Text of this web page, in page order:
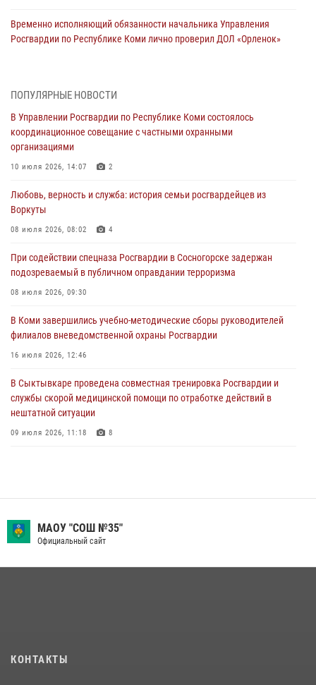
Временно исполняющий обязанности начальника Управления
Росгвардии по Республике Коми лично проверил ДОЛ «Орленок»
В Санкт-Петербурге прошел окружной этап ежегодного
Всероссийского конкурса профессионального мастерства среди
сотрудников вневедомственной охраны Росгвардии
В Сыктывкаре росгвардейцы приняли участие в молебне в рамках
Дня Крещения Руси и Дня святого равноапостольного князя
28 июля 2026, 13:32 8
В Коми за неделю росгвардейцами выявлено более 10
деятельности
26 июля 2026, 06:48
военнослужащих по призыву в Центре подготовки личного состава
Росгвардии
25 июля 2026, 10:45
ПОПУЛЯРНЫЕ НОВОСТИ
В Управлении Росгвардии по Республике Коми состоялось
координационное совещание с частными охранными
организациями
10 июля 2026, 14:07 2
Любовь, верность и служба: история семьи росгвардейцев из
Воркуты
08 июля 2026, 08:02 4
При содействии спецназа Росгвардии в Сосногорске задержан
подозреваемый в публичном оправдании терроризма
08 июля 2026, 09:30
В Коми завершились учебно-методические сборы руководителей
филиалов вневедомственной охраны Росгвардии
16 июля 2026, 12:46
В Сыктывкаре проведена совместная тренировка Росгвардии и
службы скорой медицинской помощи по отработке действий в
нештатной ситуации
09 июля 2026, 11:18 8
В Коми росгвардейцы обеспечивают правопорядок всероссийского
фестиваля воздухоплавания «ЖИВОЙ ВОЗДУХ»
покупателя
МАОУ "СОШ №35"
Официальный сайт
КОНТАКТЫ